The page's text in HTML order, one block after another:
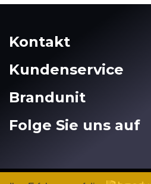
Kontakt
Kundenservice
Brandunit
Folge Sie uns auf